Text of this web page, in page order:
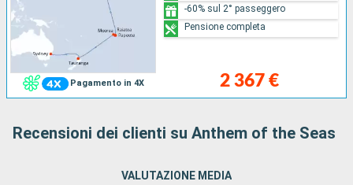
Pagamento in 4X 2 367 €
-60% sul 2° passeggero
Pensione completa
Recensioni dei clienti su Anthem of the Seas
VALUTAZIONE MEDIA